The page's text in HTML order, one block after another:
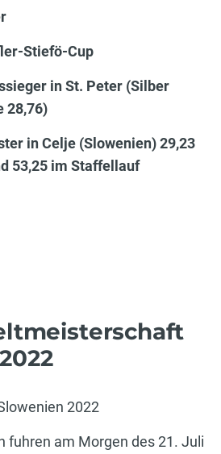
Stiefö-Cup
in St. Peter (Silber
28,76)
in Celje (Slowenien) 29,23
53,25 im Staffellauf
2022
fuhren am Morgen des 21. Juli